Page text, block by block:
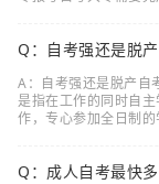
Q：自考强还是脱产
A：自考强还是脱产自
是指在工作的同时自
作，专心参加全日制
Q：成人自考最快